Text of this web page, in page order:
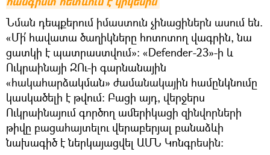
Նման դեպքերում իմաստուն չինացիներն ասում են.
«Մի՛ հավատա ծաղիկները հոտոտող վագրին, նա
ցատկի է պատրաստվում»: «Defender-23»-ի և
Ուկրաինայի ԶՈւ-ի գարնանային
«հակահարձակման» ժամանակային համընկնումը
կասկածելի է թվում։ Բացի այդ, վերջերս
Ուկրաինայում գործող ամերիկացի զինվորների
թիվը բացահայտելու վերաբերյալ բանաձևի
նախագիծ է ներկայացվել ԱՄՆ Կոնգրեսին: